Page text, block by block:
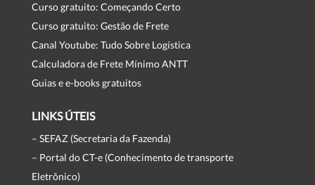
Curso gratuito: Começando Certo
Curso gratuito: Gestão de Frete
Canal Youtube: Tudo Sobre Logística
Calculadora de Frete Mínimo ANTT
Guias e e-books gratuitos
LINKS ÚTEIS
– SEFAZ (Secretaria da Fazenda)
– Portal do CT-e (Conhecimento de transporte
Eletrônico)